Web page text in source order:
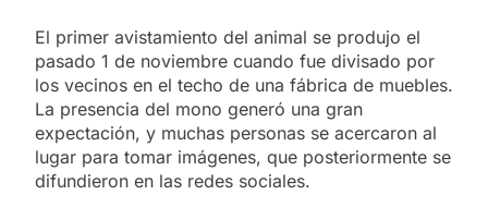
El primer avistamiento del animal se produjo el
pasado 1 de noviembre cuando fue divisado por
los vecinos en el techo de una fábrica de muebles.
La presencia del mono generó una gran
expectación, y muchas personas se acercaron al
lugar para tomar imágenes, que posteriormente se
difundieron en las redes sociales.